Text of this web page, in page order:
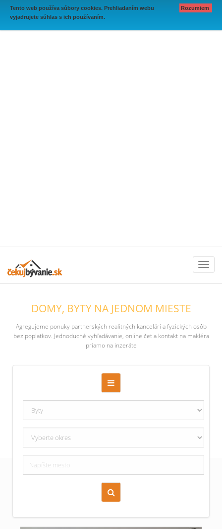
Tento web používa súbory cookies. Prehliadaním webu
vyjadrujete súhlas s ich používaním.
Rozumiem
DOMY, BYTY NA JEDNOM MIESTE
Agregujeme ponuky partnerských realitných kancelárí a fyzických osôb
bez poplatkov. Jednoduché vyhľadávanie, online čet a kontakt na makléra
priamo na inzeráte
Zoraď podľa času pridania